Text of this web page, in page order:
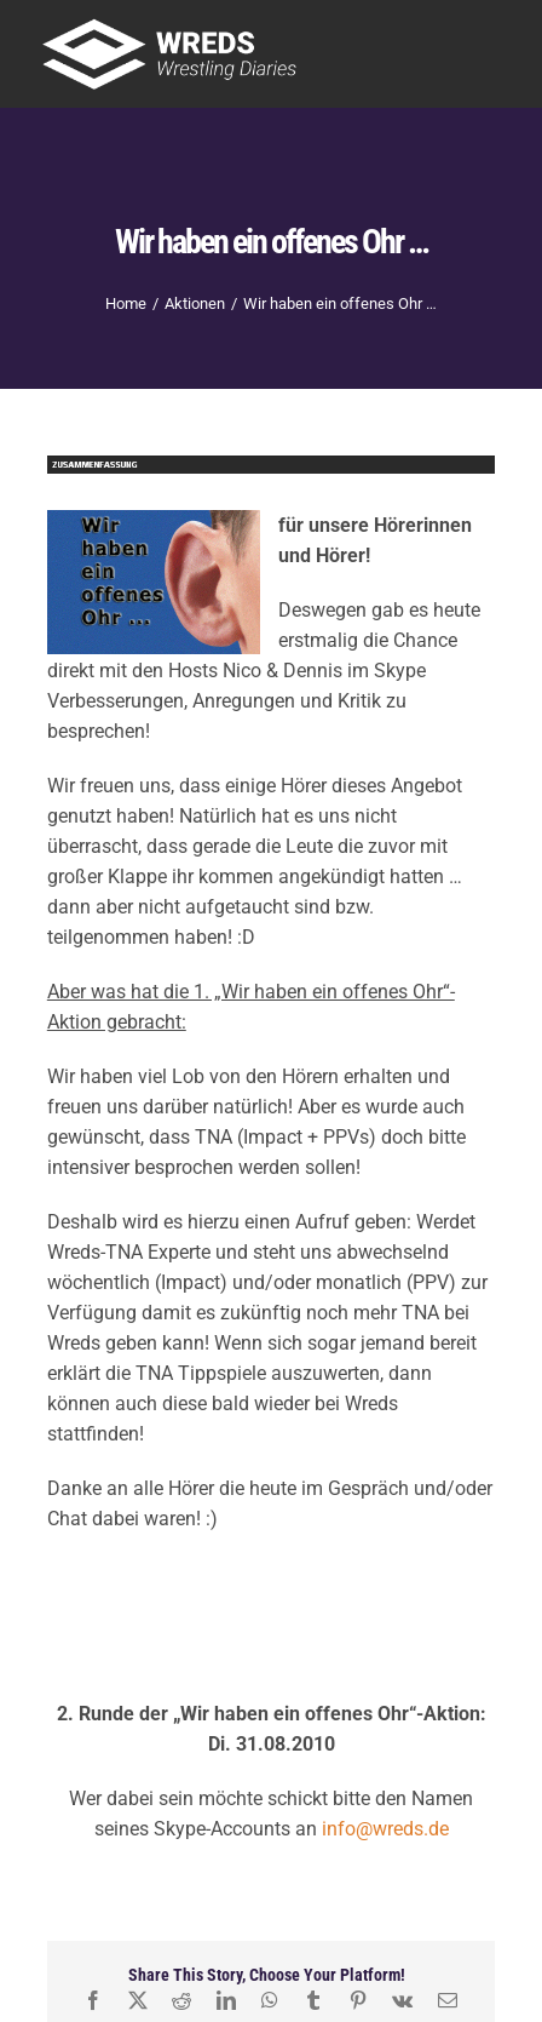
content
Wir haben ein offenes Ohr …
Home Aktionen Wir haben ein offenes Ohr …
für unsere Hörerinnen
und Hörer!
Deswegen gab es heute
erstmalig die Chance
direkt mit den Hosts Nico & Dennis im Skype
Verbesserungen, Anregungen und Kritik zu
besprechen!
Wir freuen uns, dass einige Hörer dieses Angebot
genutzt haben! Natürlich hat es uns nicht
überrascht, dass gerade die Leute die zuvor mit
großer Klappe ihr kommen angekündigt hatten …
dann aber nicht aufgetaucht sind bzw.
teilgenommen haben! :D
Aber was hat die 1. „Wir haben ein offenes Ohr“-
Aktion gebracht:
Wir haben viel Lob von den Hörern erhalten und
freuen uns darüber natürlich! Aber es wurde auch
gewünscht, dass TNA (Impact + PPVs) doch bitte
intensiver besprochen werden sollen!
Deshalb wird es hierzu einen Aufruf geben: Werdet
Wreds-TNA Experte und steht uns abwechselnd
wöchentlich (Impact) und/oder monatlich (PPV) zur
Verfügung damit es zukünftig noch mehr TNA bei
Wreds geben kann! Wenn sich sogar jemand bereit
erklärt die TNA Tippspiele auszuwerten, dann
können auch diese bald wieder bei Wreds
stattfinden!
Danke an alle Hörer die heute im Gespräch und/oder
Chat dabei waren! :)
2. Runde der „Wir haben ein offenes Ohr“-Aktion:
Di. 31.08.2010
Wer dabei sein möchte schickt bitte den Namen
seines Skype-Accounts an info@wreds.de
Share This Story, Choose Your Platform!